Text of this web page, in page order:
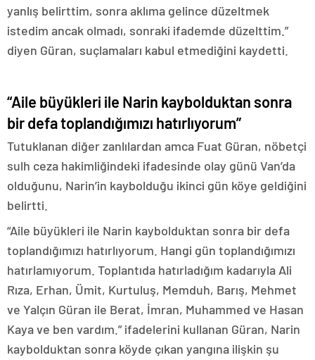
yanlış belirttim, sonra aklıma gelince düzeltmek
istedim ancak olmadı, sonraki ifademde düzelttim.”
diyen Güran, suçlamaları kabul etmediğini kaydetti.
“Aile büyükleri ile Narin kaybolduktan sonra
bir defa toplandığımızı hatırlıyorum”
Tutuklanan diğer zanlılardan amca Fuat Güran, nöbetçi
sulh ceza hakimliğindeki ifadesinde olay günü Van’da
olduğunu, Narin’in kaybolduğu ikinci gün köye geldiğini
belirtti.
“Aile büyükleri ile Narin kaybolduktan sonra bir defa
toplandığımızı hatırlıyorum. Hangi gün toplandığımızı
hatırlamıyorum. Toplantıda hatırladığım kadarıyla Ali
Rıza, Erhan, Ümit, Kurtuluş, Memduh, Barış, Mehmet
ve Yalçın Güran ile Berat, İmran, Muhammed ve Hasan
Kaya ve ben vardım.” ifadelerini kullanan Güran, Narin
kaybolduktan sonra köyde çıkan yangına ilişkin şu